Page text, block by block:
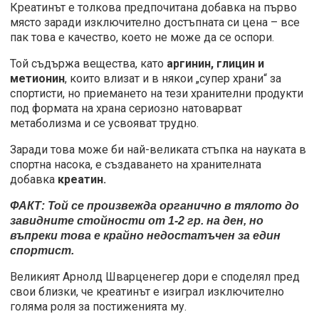
Креатинът е толкова предпочитана добавка на първо
място заради изключително достъпната си цена – все
пак това е качество, което не може да се оспори.
Той съдържа вещества, като аргинин, глицин и
метионин, които влизат и в някои „супер храни“ за
спортисти, но приемането на тези хранителни продукти
под формата на храна сериозно натоварват
метаболизма и се усвояват трудно.
Заради това може би най-великата стъпка на науката в
спортна насока, е създаването на хранителната
добавка креатин.
ФАКТ: Той се произвежда органично в тялото до
завидните стойности от 1-2 гр. на ден, но
въпреки това е крайно недостатъчен за един
спортист.
Великият Арнолд Шварценегер дори е споделял пред
свои близки, че креатинът е изиграл изключително
голяма роля за постиженията му.